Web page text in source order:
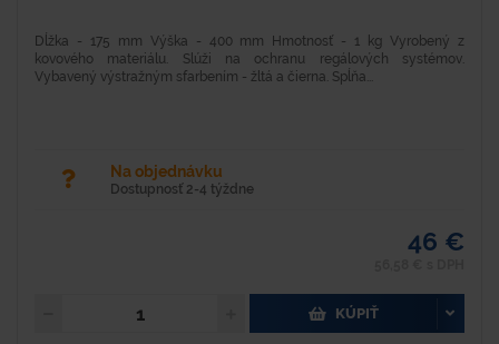
Dĺžka - 175 mm Výška - 400 mm Hmotnosť - 1 kg Vyrobený z
kovového materiálu. Slúži na ochranu regálových systémov.
Vybavený výstražným sfarbením - žltá a čierna. Spĺňa...
Na objednávku
Dostupnosť 2-4 týždne
46 €
KÚPIŤ